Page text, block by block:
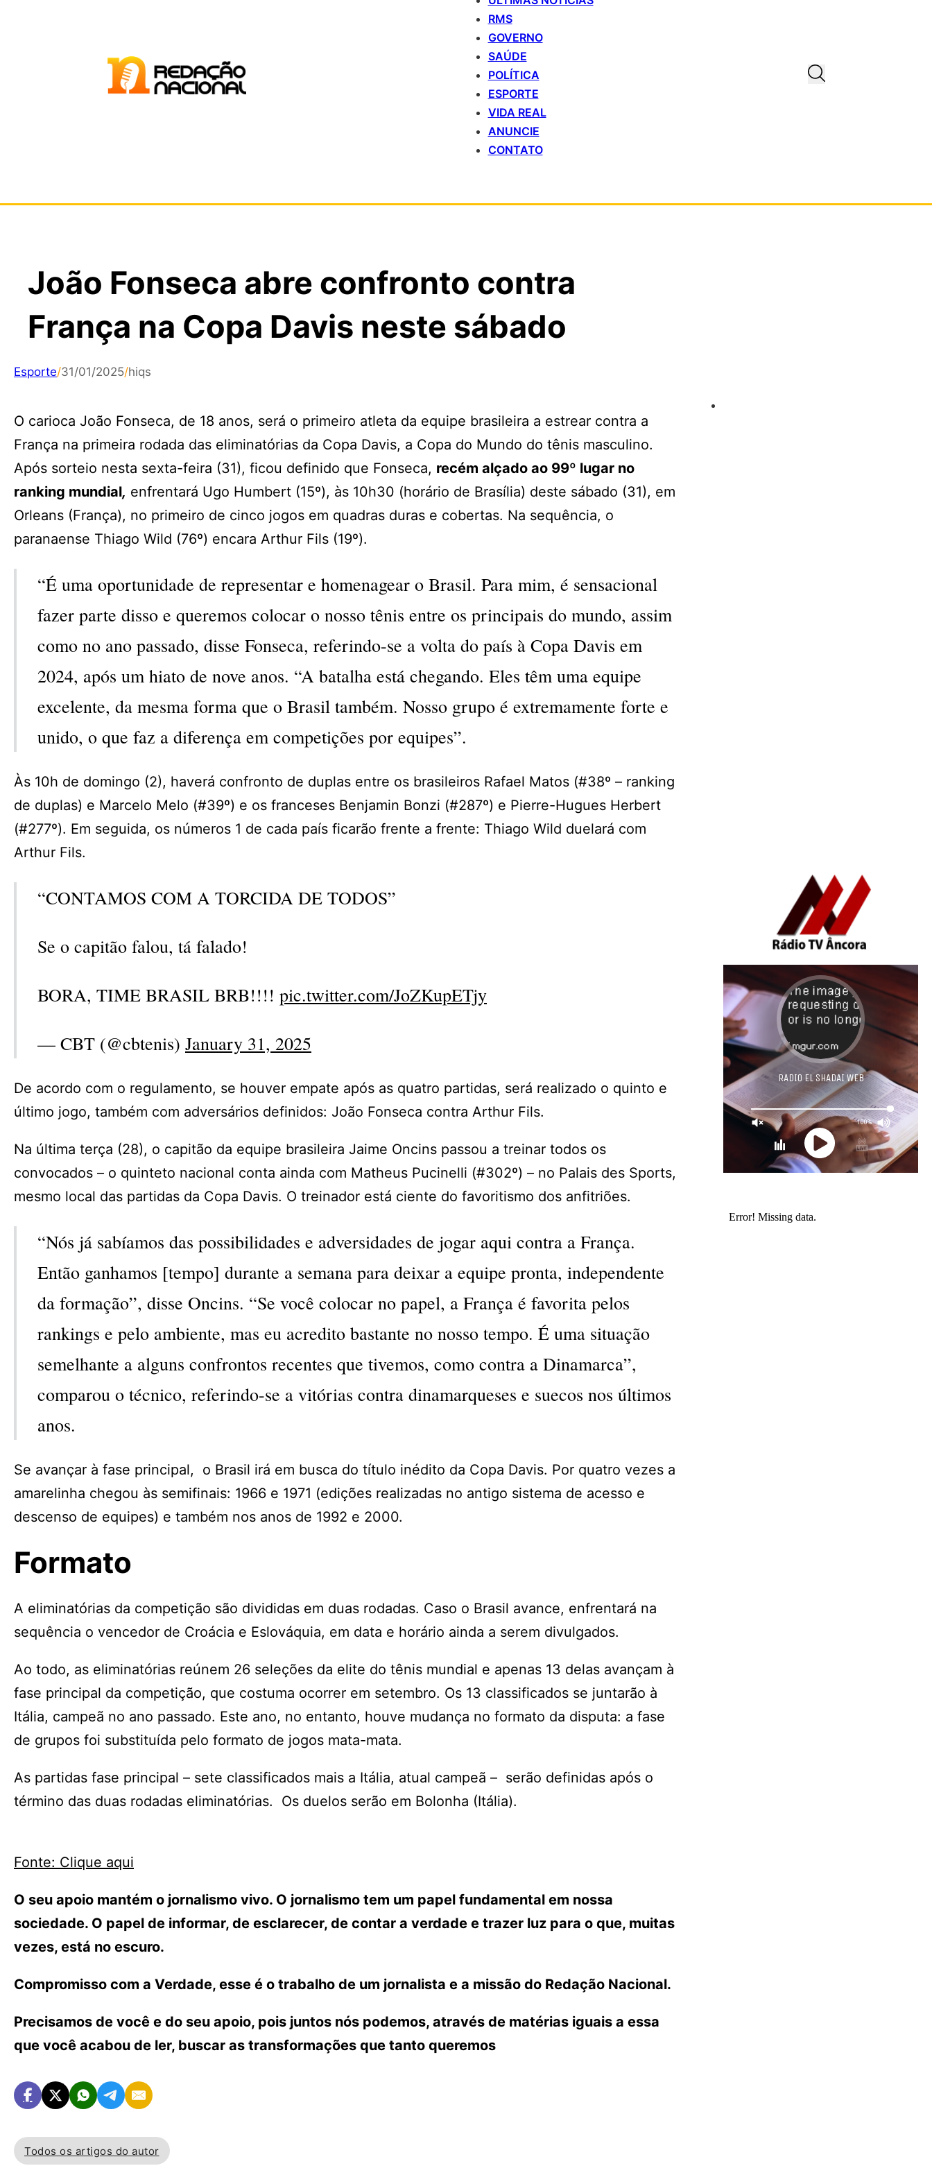
RMS
GOVERNO
SAÚDE
POLÍTICA
ESPORTE
VIDA REAL
ANUNCIE
CONTATO
João Fonseca abre confronto contra
França na Copa Davis neste sábado
Esporte/31/01/2025/hiqs
O carioca João Fonseca, de 18 anos, será o primeiro atleta da equipe brasileira a estrear contra a
França na primeira rodada das eliminatórias da Copa Davis, a Copa do Mundo do tênis masculino.
Após sorteio nesta sexta-feira (31), ficou definido que Fonseca, recém alçado ao 99º lugar no
ranking mundial, enfrentará Ugo Humbert (15º), às 10h30 (horário de Brasília) deste sábado (31), em
Orleans (França), no primeiro de cinco jogos em quadras duras e cobertas. Na sequência, o
paranaense Thiago Wild (76º) encara Arthur Fils (19º).
“É uma oportunidade de representar e homenagear o Brasil. Para mim, é sensacional
fazer parte disso e queremos colocar o nosso tênis entre os principais do mundo, assim
como no ano passado, disse Fonseca, referindo-se a volta do país à Copa Davis em
2024, após um hiato de nove anos. “A batalha está chegando. Eles têm uma equipe
excelente, da mesma forma que o Brasil também. Nosso grupo é extremamente forte e
unido, o que faz a diferença em competições por equipes”.
Às 10h de domingo (2), haverá confronto de duplas entre os brasileiros Rafael Matos (#38º – ranking
de duplas) e Marcelo Melo (#39º) e os franceses Benjamin Bonzi (#287º) e Pierre-Hugues Herbert
(#277º). Em seguida, os números 1 de cada país ficarão frente a frente: Thiago Wild duelará com
Arthur Fils.
“CONTAMOS COM A TORCIDA DE TODOS”
Se o capitão falou, tá falado!
BORA, TIME BRASIL BRB!!!! pic.twitter.com/JoZKupETjy
— CBT (@cbtenis) January 31, 2025
De acordo com o regulamento, se houver empate após as quatro partidas, será realizado o quinto e
último jogo, também com adversários definidos: João Fonseca contra Arthur Fils.
Na última terça (28), o capitão da equipe brasileira Jaime Oncins passou a treinar todos os
convocados – o quinteto nacional conta ainda com Matheus Pucinelli (#302º) – no Palais des Sports,
mesmo local das partidas da Copa Davis. O treinador está ciente do favoritismo dos anfitriões.
“Nós já sabíamos das possibilidades e adversidades de jogar aqui contra a França.
Então ganhamos [tempo] durante a semana para deixar a equipe pronta, independente
da formação”, disse Oncins. “Se você colocar no papel, a França é favorita pelos
rankings e pelo ambiente, mas eu acredito bastante no nosso tempo. É uma situação
semelhante a alguns confrontos recentes que tivemos, como contra a Dinamarca”,
comparou o técnico, referindo-se a vitórias contra dinamarqueses e suecos nos últimos
anos.
Se avançar à fase principal, o Brasil irá em busca do título inédito da Copa Davis. Por quatro vezes a
amarelinha chegou às semifinais: 1966 e 1971 (edições realizadas no antigo sistema de acesso e
descenso de equipes) e também nos anos de 1992 e 2000.
Formato
A eliminatórias da competição são divididas em duas rodadas. Caso o Brasil avance, enfrentará na
sequência o vencedor de Croácia e Eslováquia, em data e horário ainda a serem divulgados.
Ao todo, as eliminatórias reúnem 26 seleções da elite do tênis mundial e apenas 13 delas avançam à
fase principal da competição, que costuma ocorrer em setembro. Os 13 classificados se juntarão à
Itália, campeã no ano passado. Este ano, no entanto, houve mudança no formato da disputa: a fase
de grupos foi substituída pelo formato de jogos mata-mata.
As partidas fase principal – sete classificados mais a Itália, atual campeã – serão definidas após o
término das duas rodadas eliminatórias. Os duelos serão em Bolonha (Itália).
Fonte: Clique aqui
O seu apoio mantém o jornalismo vivo. O jornalismo tem um papel fundamental em nossa
sociedade. O papel de informar, de esclarecer, de contar a verdade e trazer luz para o que, muitas
vezes, está no escuro.
Compromisso com a Verdade, esse é o trabalho de um jornalista e a missão do Redação Nacional.
Precisamos de você e do seu apoio, pois juntos nós podemos, através de matérias iguais a essa
que você acabou de ler, buscar as transformações que tanto queremos
Todos os artigos do autor